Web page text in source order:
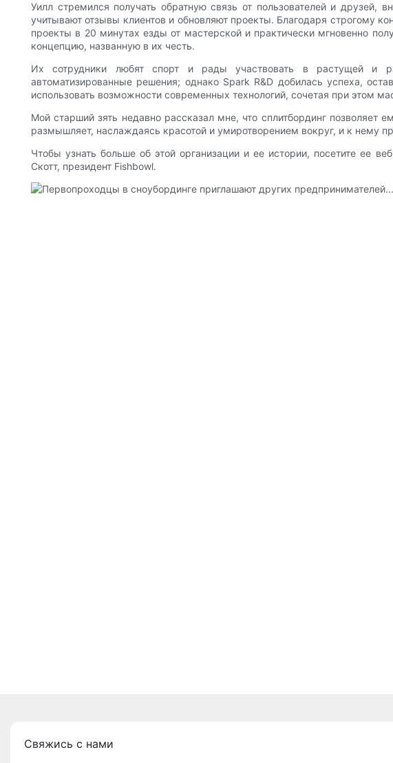
Уилл стремился получать обратную связь от пользователей и
учитывают отзывы клиентов и обновляют проекты. Благодаря строгому
проекты в 20 минутах езды от мастерской и практически мгновенно
концепцию, названную в их честь.
Их сотрудники любят спорт и рады участвовать в растущей и
автоматизированные решения; однако Spark R&D добилась успеха,
использовать возможности современных технологий, сочетая при этом
Мой старший зять недавно рассказал мне, что сплитбординг
размышляет, наслаждаясь красотой и умиротворением вокруг, и к нему
Чтобы узнать больше об этой организации и ее истории, посетите ее
Скотт, президент Fishbowl.
Свяжись с нами